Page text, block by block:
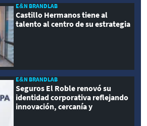
E&N BRANDLAB
Castillo Hermanos tiene al
talento al centro de su estrategia
E&N BRANDLAB
Seguros El Roble renovó su
identidad corporativa reflejando
innovación, cercanía y